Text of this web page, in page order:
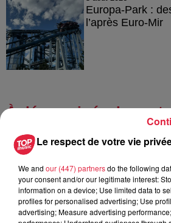
Europa-Park :
l’après Euro-Mir
À découvrir également
Le respect de votre vie
We and our (447) partnersdo the following
your consent and/or our legitimate interest:
information on a device; Use limited data to
profiles for personalised advertising; Use
advertising; Measure advertising